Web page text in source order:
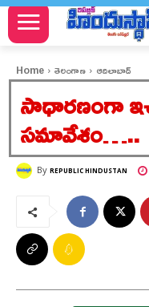
Home తెలంగాణ ఆదిలాబాద్
సాధారణంగా
సమావేశం…..
By REPUBLIC HINDUSTAN